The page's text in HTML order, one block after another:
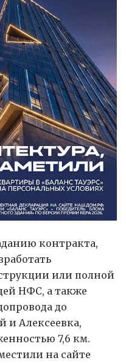
контракта,
или полной
НФС, а также
до
и Алексеевка,
7,6 км.
на сайте